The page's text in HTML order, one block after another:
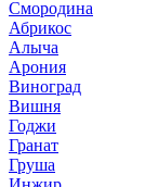
Смородина
Абрикос
Алыча
Арония
Виноград
Вишня
Годжи
Гранат
Груша